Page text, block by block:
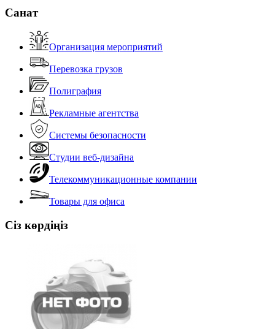
Санат
Организация мероприятий
Перевозка грузов
Полиграфия
Рекламные агентства
Системы безопасности
Студии веб-дизайна
Телекоммуникационные компании
Товары для офиса
Сіз көрдіңіз